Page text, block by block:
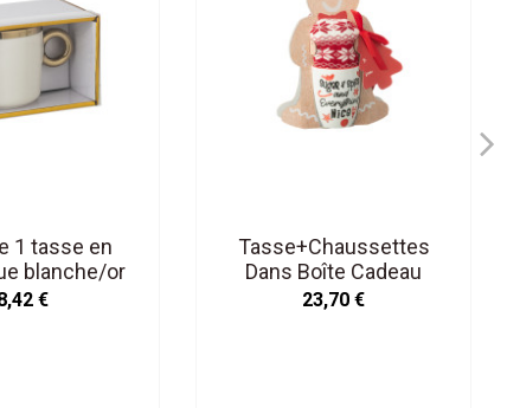
1 tasse en
blanche/or
€
Tasse+Chaussettes
Dans Boîte Cadeau
Céramique Rouge
23,70 €